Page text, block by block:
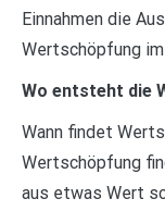
Einnahmen die
Wertschöpfung
Wo entsteht die
Wann findet
Wertschöpfung
aus etwas Wert